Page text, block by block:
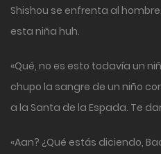
Shishou se enfrenta al
esta niña huh.
«Qué, no es esto todavía un
chupo la sangre de un niño
a la Santa de la Espada. Te
«Aan? ¿Qué estás diciendo,